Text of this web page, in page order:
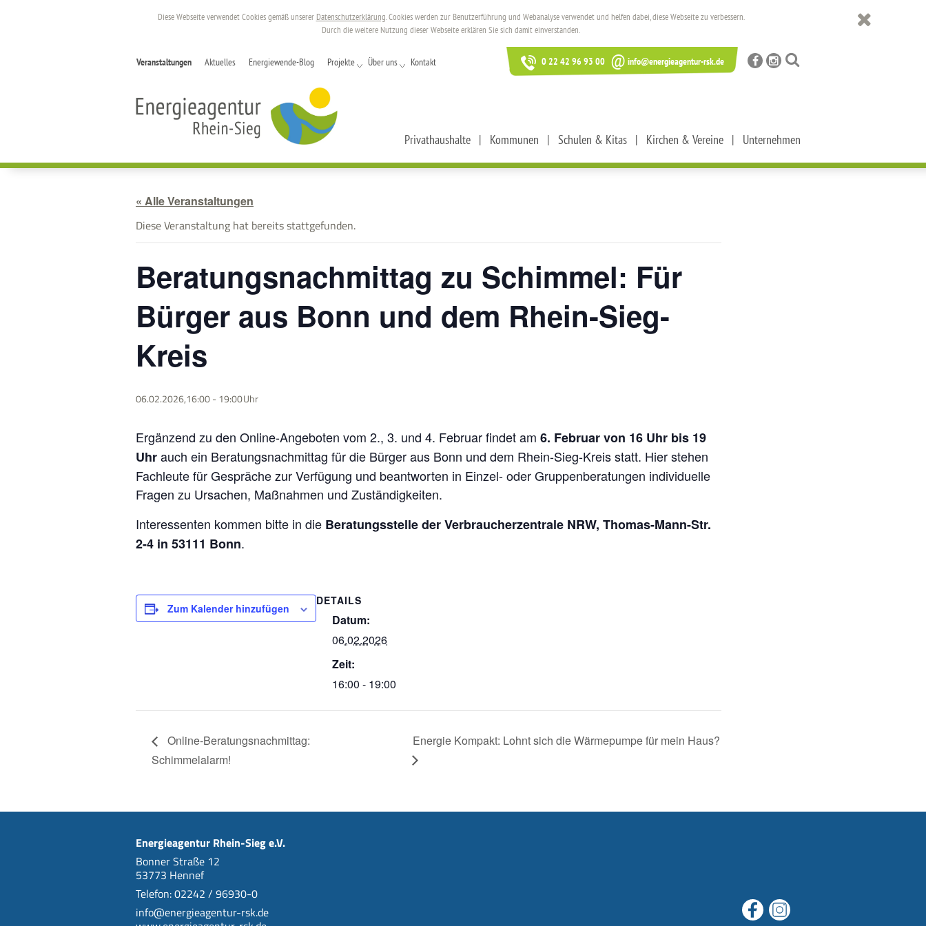
0 22 42 96 93 00 @ info@energieagentur-rsk.de
Veranstaltungen Aktuelles Energiewende-Blog Projekte Über uns Kontakt
Privathaushalte Kommunen Schulen & Kitas Kirchen & Vereine Unternehmen
« Alle Veranstaltungen
Diese Veranstaltung hat bereits stattgefunden.
Beratungsnachmittag zu Schimmel: Für
Bürger aus Bonn und dem Rhein-Sieg-
Kreis
06.02.2026,16:00- 19:00
Ergänzend zu den Online-Angeboten vom 2., 3. und 4. Februar findet am 6. Februar von 16 Uhr bis 19
Uhrauch ein Beratungsnachmittag für die Bürger aus Bonn und dem Rhein-Sieg-Kreis statt. Hier stehen
Fachleute für Gespräche zur Verfügung und beantworten in Einzel- oder Gruppenberatungen individuelle
Fragen zu Ursachen, Maßnahmen und Zuständigkeiten.
Interessenten kommen bitte in die Beratungsstelle der Verbraucherzentrale NRW, Thomas-Mann-Str.
2-4 in 53111 Bonn.
Zum Kalender hinzufügen
DETAILS
Datum:
06.02.2026
Zeit:
16:00 - 19:00
Online-Beratungsnachmittag:
Schimmelalarm!
Energie Kompakt: Lohnt sich die Wärmepumpe für mein Haus?
Energieagentur Rhein-Sieg e.V.
Bonner Straße 12
53773 Hennef
Telefon: 02242 / 96930-0
info@energieagentur-rsk.de
Diese Webseite verwendet Cookies gemäß unserer Datenschutzerklärung. Cookies werden zur Benutzerführung und Webanalyse verwendet und helfen dabei, diese Webseite zu verbessern.
Durch die weitere Nutzung dieser Webseite erklären Sie sich damit einverstanden.